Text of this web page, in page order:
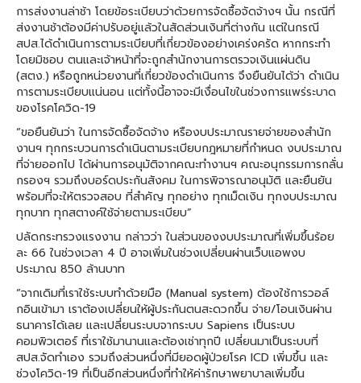
การส่งงานล่าช้า โดยข้อระเบียบว่าด้วยการจัดซื้อจัดจ้างฯ นั้น กรณีที่
ส่งงานช้าต้องมีค่าปรับอยู่แล้วในสัดส่วนเงินที่ต่างกัน แต่ในกรณี
สปส.ได้ดำเนินการตามระเบียบที่เกี่ยวข้องอย่างเคร่งครัด หากกระทำ
โดยมิชอบ ตนและเจ้าหน้าที่จะถูกสำนักงานการตรวจเงินแผ่นดิน
(สตง.) หรือถูกหน่วยงานที่เกี่ยวข้องดำเนินการ จึงยืนยันได้ว่า ดำเนิน
การตามระเบียบแน่นอน แต่ทั้งนี้อาจจะมีเงื่อนไขในช่วงการแพร่ระบาด
ของโรคโควิด-19
“ขอยืนยันว่า ในการจัดซื้อจัดจ้าง หรืองบประมาณรายจ่ายของสำนัก
งานฯ ทุกกระบวนการดำเนินตามระเบียบกฎหมายที่กำหนด งบประมาณ
ที่จ่ายออกไป ได้ผ่านการอนุมัติจากคณะทำงานฯ คณะอนุกรรมการกลั่น
กรองฯ รวมถึงบอร์ดประกันสังคม ในการพิจารณาอนุมัติ และยืนยัน
พร้อมที่จะให้ตรวจสอบ ที่สำคัญ ทุกอย่าง ทุกเม็ดเงิน ทุกงบประมาณ
ทุกบาท ทุกสตางค์ใช้จ่ายตามระเบียบ”
ปลัดกระทรวงแรงงาน กล่าวว่า ในส่วนของงบประมาณที่เพิ่มขึ้นร้อย
ละ 66 ในช่วงเวลา 4 ปี อาจเพิ่มในช่วงเปลี่ยนผ่านเว็บแอพงบ
ประมาณ 850 ล้านบาท
“จากเดิมที่เราใช้ระบบทำด้วยมือ (Manual system) ต้องใช้การวอล์
กอินเข้ามา เราต้องเปลี่ยนให้ผู้ประกันตนสะดวกขึ้น จ่าย/โอนเงินผ่าน
ธนาคารได้เลย และเปลี่ยนระบบจากระบบ Sapiens เป็นระบบ
คอมพิวเตอร์ ที่เราใช้มานานและต้องเช่าทุกปี เปลี่ยนมาเป็นระบบที่
สปส.จัดทำเอง รวมถึงส่วนหนึ่งที่มียอดผู้ป่วยโรค ICD เพิ่มขึ้น และ
ช่วงโควิด-19 ที่เป็นอีกส่วนหนึ่งที่ทำให้ค่ารักษาพยาบาลเพิ่มขึ้น